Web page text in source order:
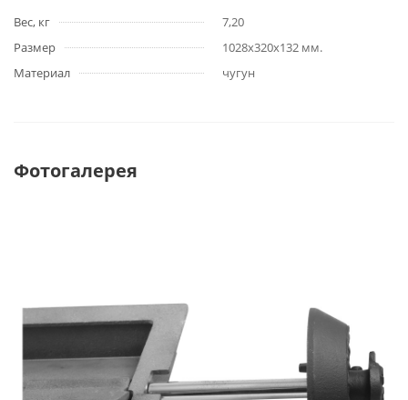
Вес, кг
7,20
Размер
1028х320х132 мм.
Материал
чугун
Фотогалерея